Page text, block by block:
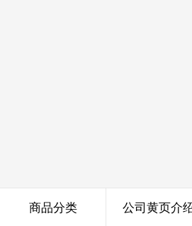
商品分类 公司黄页介